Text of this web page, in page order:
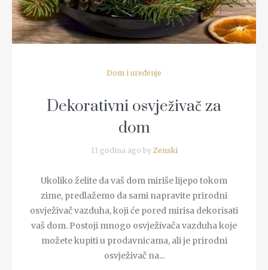
Dom i uređenje
Dekorativni osvježivač za
dom
11 godina ago by Zenski
Ukoliko želite da vaš dom miriše lijepo tokom
zime, predlažemo da sami napravite prirodni
osvježivač vazduha, koji će pored mirisa dekorisati
vaš dom. Postoji mnogo osvježivača vazduha koje
možete kupiti u prodavnicama, ali je prirodni
osvježivač na...